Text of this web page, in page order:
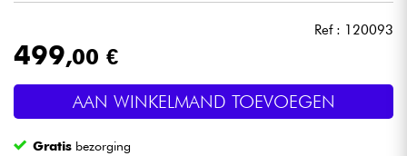
Licht
Ref : 120093
499,00 €
AAN WINKELMAND TOEVOEGEN
Gratis bezorging